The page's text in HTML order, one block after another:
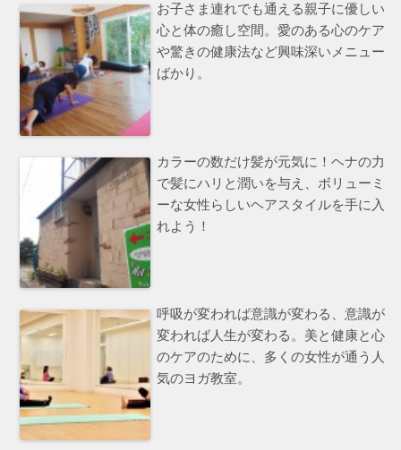
お子さま連れでも通える親子に優しい
心と体の癒し空間。愛のある心のケア
や驚きの健康法など興味深いメニュー
ばかり。
カラーの数だけ髪が元気に！ヘナの力
で髪にハリと潤いを与え、ボリューミ
ーな女性らしいヘアスタイルを手に入
れよう！
呼吸が変われば意識が変わる、意識が
変われば人生が変わる。美と健康と心
のケアのために、多くの女性が通う人
気のヨガ教室。